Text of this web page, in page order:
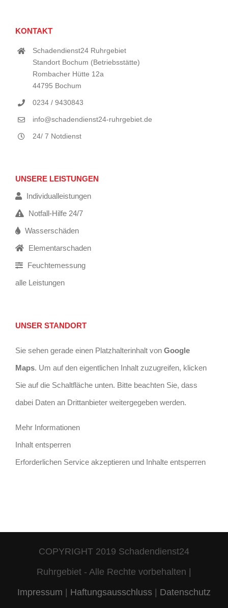
KONTAKT
Schadendienst24 Ruhrgebiet
Standort Bochum (Betriebsstätte)
Rombacher Hütte 12a
44795 Bochum
0234 / 9430843
info@schadendienst24-ruhrgebiet.de
24/ 7 Notdienst
UNSERE LEISTUNGEN
Individualleistungen
Notfall-Hilfe 24/7
Wasserschäden
Elementarschaden
Feuchtemessung
alle Leistungen
UNSER STANDORT
Sie sehen gerade einen Platzhalterinhalt von Google
Maps. Um auf den eigentlichen Inhalt zuzugreifen, klicken
Sie auf die Schaltfläche unten. Bitte beachten Sie, dass
dabei Daten an Drittanbieter weitergegeben werden.
Mehr Informationen
Inhalt entsperren
Erforderlichen Service akzeptieren und Inhalte entsperren
COPYRIGHT 2019 Schadendienst24
Ruhrgebiet - Alle Rechte vorbehalten |
Impressum | Haftungsausschluss | Datenschutz